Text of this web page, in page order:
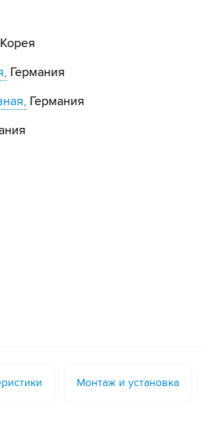
Корея
Германия
Германия
Монтаж и установка